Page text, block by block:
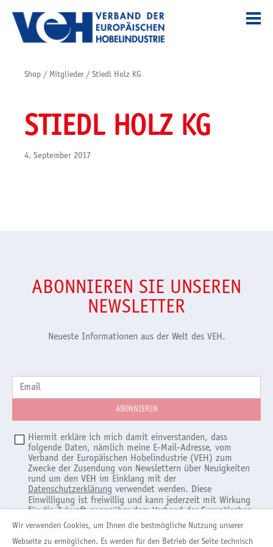
Shop / Mitglieder/ Stiedl Holz KG
STIEDL HOLZ KG
4. September 2017
ABONNIEREN SIE UNSEREN
NEWSLETTER
Neueste Informationen aus der Welt des VEH.
Email
Hiermit erkläre ich mich damit einverstanden, dass
folgende Daten, nämlich meine E-Mail-Adresse, vom
Verband der Europäischen Hobelindustrie (VEH) zum
Zwecke der Zusendung von Newslettern über Neuigkeiten
rund um den VEH im Einklang mit der
Datenschutzerklärung verwendet werden. Diese
Einwilligung ist freiwillig und kann jederzeit mit Wirkung
für die Zukunft gegenüber dem Verband der Europäischen
Hobelindustrie (VEH) unterinfo@veuh.orgwiderrufen
Wir verwenden Cookies, um Ihnen die bestmögliche Nutzung unserer
Webseite zu ermöglichen. Es werden für den Betrieb der Seite technisch